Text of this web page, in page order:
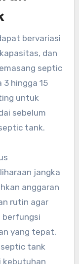
bervariasi
dan
septic
hingga 15
untuk
sebelum
tank.
jangka
anggaran
rutin agar
berfungsi
yang tepat,
tank
kebutuhan